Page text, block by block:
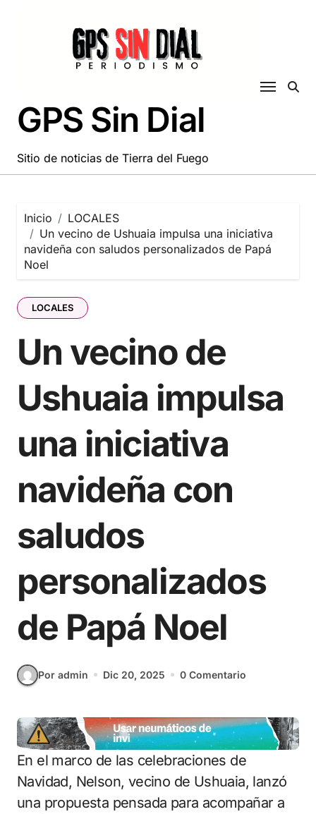
GPS Sin Dial
Sitio de noticias de Tierra del Fuego
Inicio
LOCALES
Un vecino de Ushuaia impulsa una iniciativa
navideña con saludos personalizados de Papá
Noel
LOCALES
Un vecino de
Ushuaia impulsa
una iniciativa
navideña con
saludos
personalizados
de Papá Noel
Por admin Dic 20, 2025 0 Comentario
En el marco de las celebraciones de
Navidad, Nelson, vecino de Ushuaia, lanzó
una propuesta pensada para acompañar a